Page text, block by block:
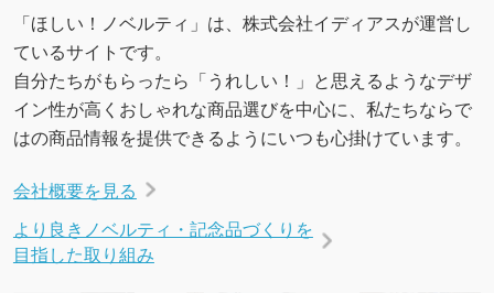
「ほしい！ノベルティ」は、株式会社イディアスが運営し
ているサイトです。
自分たちがもらったら「うれしい！」と思えるようなデザ
イン性が高くおしゃれな商品選びを中心に、私たちならで
はの商品情報を提供できるようにいつも心掛けています。
会社概要を見る
より良きノベルティ・記念品づくりを
目指した取り組み